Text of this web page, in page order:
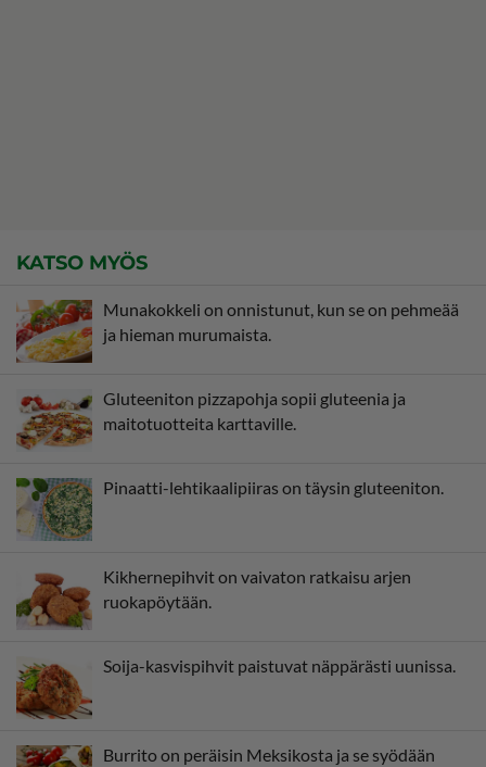
KATSO MYÖS
Munakokkeli on onnistunut, kun se on pehmeää
ja hieman murumaista.
Gluteeniton pizzapohja sopii gluteenia ja
maitotuotteita karttaville.
Pinaatti-lehtikaalipiiras on täysin gluteeniton.
Kikhernepihvit on vaivaton ratkaisu arjen
ruokapöytään.
Soija-kasvispihvit paistuvat näppärästi uunissa.
Burrito on peräisin Meksikosta ja se syödään